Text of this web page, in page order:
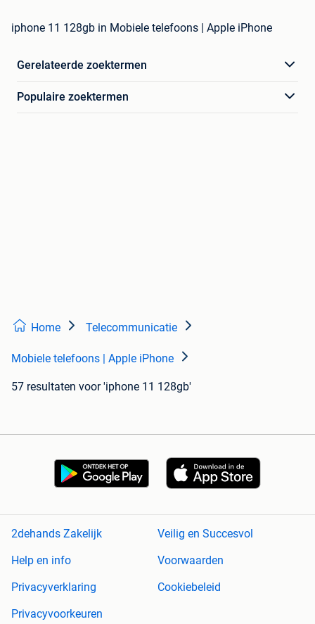
iphone 11 128gb in Mobiele telefoons | Apple iPhone
Gerelateerde zoektermen
Populaire zoektermen
Home Telecommunicatie
Mobiele telefoons | Apple iPhone
57 resultaten voor 'iphone 11 128gb'
2dehands Zakelijk
Veilig en Succesvol
Help en info
Voorwaarden
Privacyverklaring
Cookiebeleid
Privacyvoorkeuren